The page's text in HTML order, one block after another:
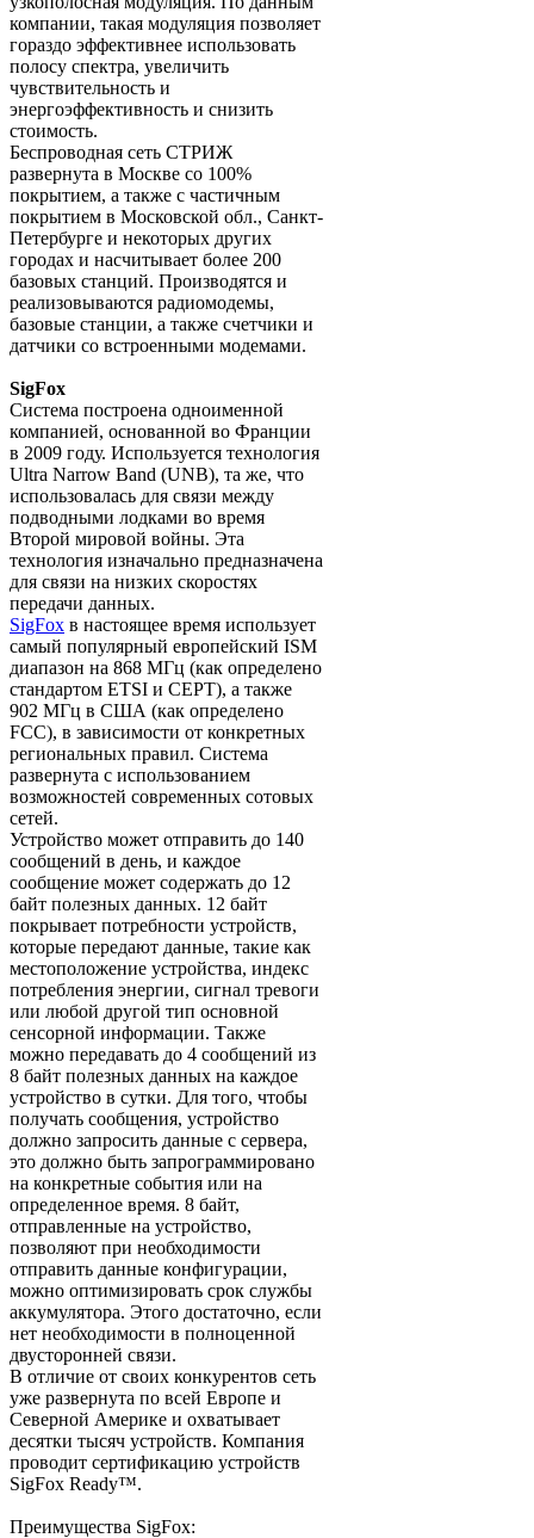
компании, такая модуляция позволяет
гораздо эффективнее использовать
полосу спектра, увеличить
чувствительность и
энергоэффективность и снизить
стоимость.
Беспроводная сеть СТРИЖ
развернута в Москве со 100%
покрытием, а также с частичным
покрытием в Московской обл., Санкт-
Петербурге и некоторых других
городах и насчитывает более 200
базовых станций. Производятся и
реализовываются радиомодемы,
базовые станции, а также счетчики и
датчики со встроенными модемами.
SigFox
Система построена одноименной
компанией, основанной во Франции
в 2009 году. Используется технология
Ultra Narrow Band (UNB), та же, что
использовалась для связи между
подводными лодками во время
Второй мировой войны. Эта
технология изначально предназначена
для связи на низких скоростях
передачи данных.
SigFox в настоящее время использует
самый популярный европейский ISM
диапазон на 868 МГц (как определено
стандартом ETSI и СЕРТ), а также
902 МГц в США (как определено
FCC), в зависимости от конкретных
региональных правил. Система
развернута с использованием
возможностей современных сотовых
сетей.
Устройство может отправить до 140
сообщений в день, и каждое
сообщение может содержать до 12
байт полезных данных. 12 байт
покрывает потребности устройств,
которые передают данные, такие как
местоположение устройства, индекс
потребления энергии, сигнал тревоги
или любой другой тип основной
сенсорной информации. Также
можно передавать до 4 сообщений из
8 байт полезных данных на каждое
устройство в сутки. Для того, чтобы
получать сообщения, устройство
должно запросить данные с сервера,
это должно быть запрограммировано
на конкретные события или на
определенное время. 8 байт,
отправленные на устройство,
позволяют при необходимости
отправить данные конфигурации,
можно оптимизировать срок службы
аккумулятора. Этого достаточно, если
нет необходимости в полноценной
двусторонней связи.
В отличие от своих конкурентов сеть
уже развернута по всей Европе и
Северной Америке и охватывает
десятки тысяч устройств. Компания
проводит сертификацию устройств
SigFox Ready™.
Преимущества SigFox: